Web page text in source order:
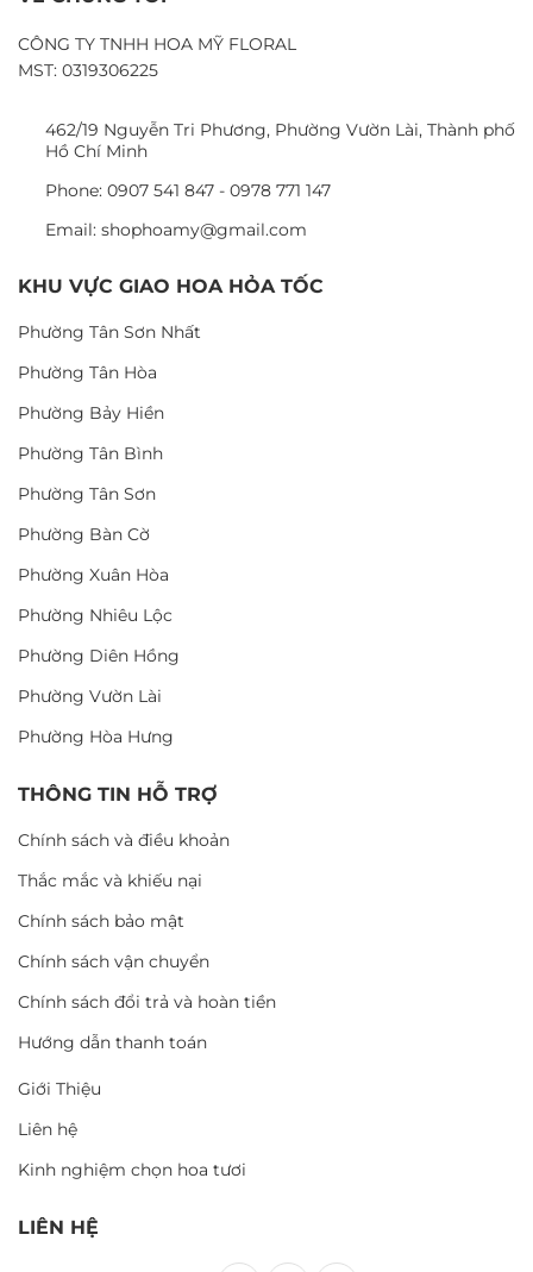
CÔNG TY TNHH HOA MỸ FLORAL
MST: 0319306225
462/19 Nguyễn Tri Phương, Phường Vườn Lài, Thành phố
Hồ Chí Minh
Phone: 0907 541 847 - 0978 771 147
Email: shophoamy@gmail.com
KHU VỰC GIAO HOA HỎA TỐC
Phường Tân Sơn Nhất
Phường Tân Hòa
Phường Bảy Hiền
Phường Tân Bình
Phường Tân Sơn
Phường Bàn Cờ
Phường Xuân Hòa
Phường Nhiêu Lộc
Phường Diên Hồng
Phường Vườn Lài
Phường Hòa Hưng
THÔNG TIN HỖ TRỢ
Chính sách và điều khoản
Thắc mắc và khiếu nại
Chính sách bảo mật
Chính sách vận chuyển
Chính sách đổi trả và hoàn tiền
Hướng dẫn thanh toán
Giới Thiệu
Liên hệ
Kinh nghiệm chọn hoa tươi
LIÊN HỆ